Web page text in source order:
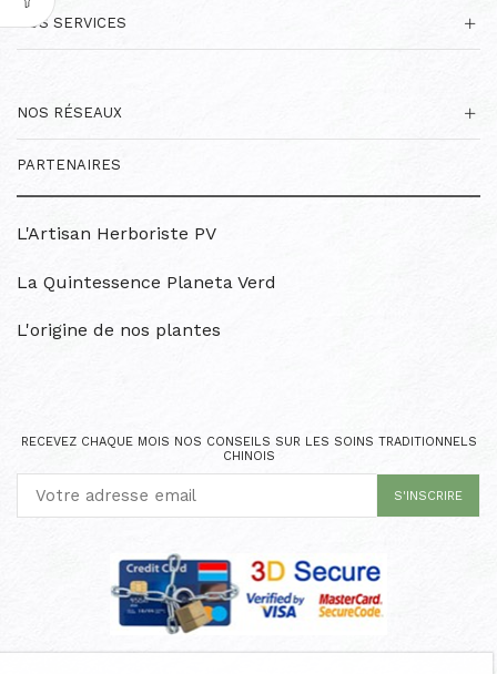
NOS SERVICES
NOS RÉSEAUX
PARTENAIRES
L'Artisan Herboriste PV
La Quintessence Planeta Verd
L'origine de nos plantes
RECEVEZ CHAQUE MOIS NOS CONSEILS SUR LES SOINS TRADITIONNELS
CHINOIS